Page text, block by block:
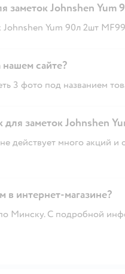
заметок Johnshen Yum
Johnshen Yum 90л 2шт
нашем сайте?
3 фото под названием
для заметок Johnshen
действует много акций
в интернет-магазине?
Минску. С подробной